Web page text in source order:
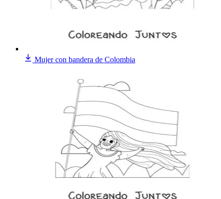
Mujer con bandera de Colombia